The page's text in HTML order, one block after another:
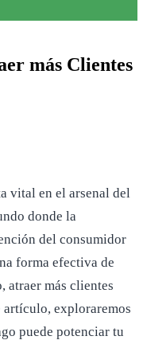
más Clientes
vital en el arsenal del
donde la
del consumidor
forma efectiva de
atraer más clientes
artículo, exploraremos
puede potenciar tu